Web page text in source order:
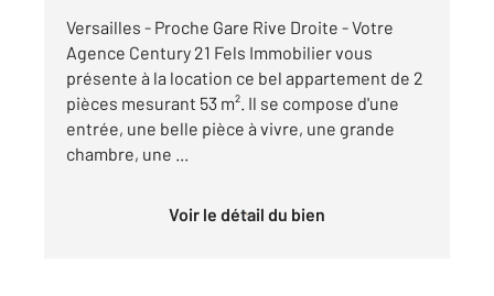
Versailles - Proche Gare Rive Droite - Votre
Agence Century 21 Fels Immobilier vous
présente à la location ce bel appartement de 2
pièces mesurant 53 m². Il se compose d'une
entrée, une belle pièce à vivre, une grande
chambre, une ...
Voir le détail du bien